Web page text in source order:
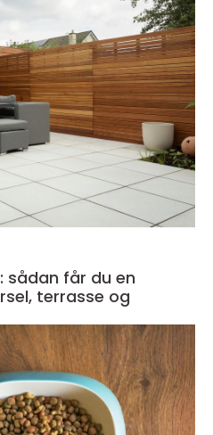
sådan får du en
terrasse og